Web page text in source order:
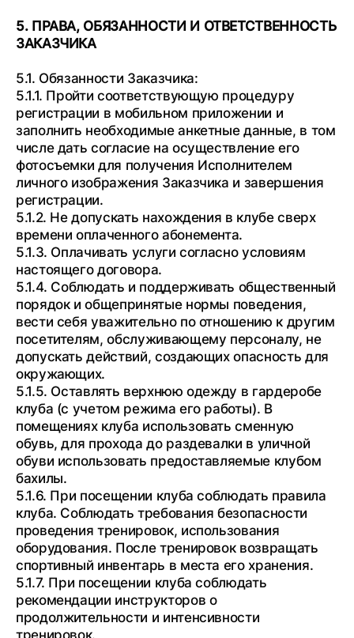
5. ПРАВА, ОБЯЗАННОСТИ И ОТВЕТСТВЕННОСТЬ
ЗАКАЗЧИКА
5.1. Обязанности Заказчика:
5.1.1. Пройти соответствующую процедуру
регистрации в мобильном приложении и
заполнить необходимые анкетные данные, в том
числе дать согласие на осуществление его
фотосъемки для получения Исполнителем
личного изображения Заказчика и завершения
регистрации.
5.1.2. Не допускать нахождения в клубе сверх
времени оплаченного абонемента.
5.1.3. Оплачивать услуги согласно условиям
настоящего договора.
5.1.4. Соблюдать и поддерживать общественный
порядок и общепринятые нормы поведения,
вести себя уважительно по отношению к другим
посетителям, обслуживающему персоналу, не
допускать действий, создающих опасность для
окружающих.
5.1.5. Оставлять верхнюю одежду в гардеробе
клуба (с учетом режима его работы). В
помещениях клуба использовать сменную
обувь, для прохода до раздевалки в уличной
обуви использовать предоставляемые клубом
бахилы.
5.1.6. При посещении клуба соблюдать правила
клуба. Соблюдать требования безопасности
проведения тренировок, использования
оборудования. После тренировок возвращать
спортивный инвентарь в места его хранения.
5.1.7. При посещении клуба соблюдать
рекомендации инструкторов о
продолжительности и интенсивности
тренировок.